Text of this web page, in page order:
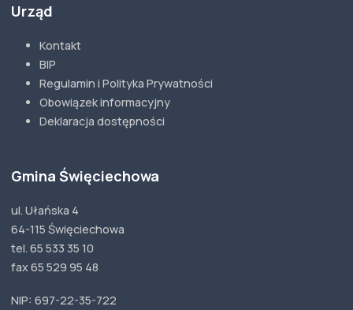
Urząd
Kontakt
BIP
Regulamin i Polityka Prywatności
Obowiązek informacyjny
Deklaracja dostępności
Gmina Święciechowa
ul. Ułańska 4
64-115 Święciechowa
tel. 65 533 35 10
fax 65 529 95 48
NIP: 697-22-35-722